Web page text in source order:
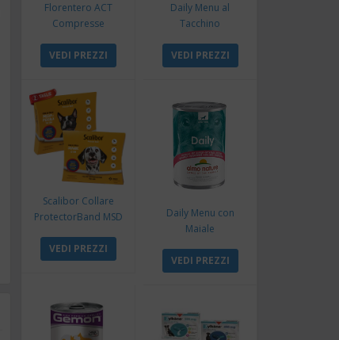
Florentero ACT
Compresse
VEDI PREZZI
Daily Menu al
Tacchino
VEDI PREZZI
Scalibor Collare
ProtectorBand MSD
VEDI PREZZI
Daily Menu con
Maiale
VEDI PREZZI